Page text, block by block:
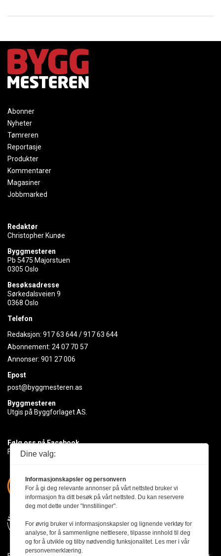
Abonner
Nyheter
Tømreren
Reportasje
Produkter
Kommentarer
Magasiner
Jobbmarked
Redaktør
Christopher Kunøe
Byggmesteren
Pb 5475 Majorstuen
0305 Oslo
Besøksadresse
Sørkedalsveien 9
0368 Oslo
Telefon
Redaksjon: 917 63 644/917 63 644
Abonnement: 24 07 70 57
Annonser: 901 27 006
Epost
post@byggmesteren.as
Byggmesteren
Utgis på Byggforlaget AS.
Følg oss på Facebook
Få med deg det siste innen byggebransjen
Dine valg:
Informasjonskapsler og personvern
For å gi deg relevante annonser på vårt nettsted bruker vi
informasjon fra ditt besøk på vårt nettsted. Du kan reservere
deg mot dette under "Innstillinger".
For øvrig bruker vi informasjonskapsler og lignende verktøy for
analyse, for å sammenligne nettlesere, tilpasse innhold til deg
og for å utvikle og tilby nødvendig funksjonalitet. Les mer i vår
personvernerklæring.